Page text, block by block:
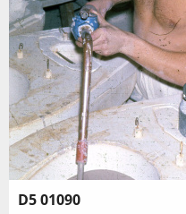
D5 01090